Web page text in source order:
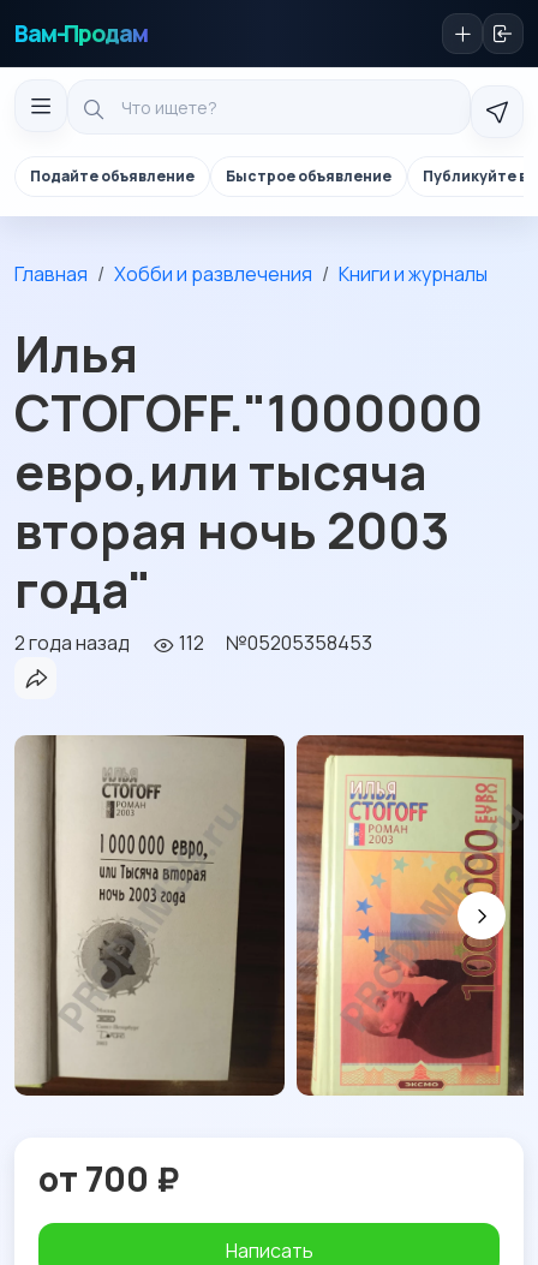
Вам-Продам
Подайте объявление Быстрое объявление Публикуйте в
Главная Хобби и развлечения Книги и журналы
Илья
СТОГОFF."1000000
евро,или тысяча
вторая ночь 2003
года"
2 года назад 112 №05205358453
от 700 ₽
Написать